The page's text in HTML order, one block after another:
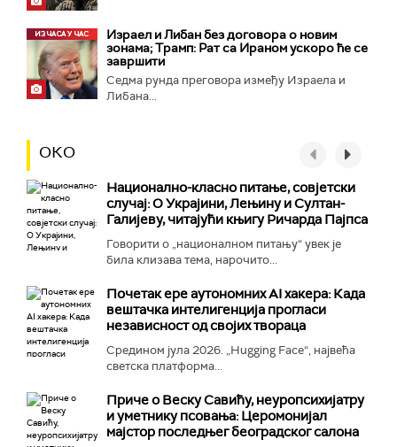
Израел и Либан без договора о новим
зонама; Трамп: Рат са Ираном ускоро ће се
завршити
Седма рунда преговора између Израела и
Либана...
ОКО
Национално-класнo питање, совјетски
случај: О Украјини, Лењину и Султан-
Галијеву, читајући књигу Ричарда Пајпса
Говорити о „националном питању“ увек је
била клизава тема, нарочито...
Почетак ере аутономних AI хакера: Када
вештачка интелигенција прогласи
независност од својих твораца
Средином јула 2026. „Hugging Face“, највећа
светска платформа...
Приче о Веску Савићу, неуропсихијатру
и уметнику псовања: Церомонијал
мајстор последњег београдског салона